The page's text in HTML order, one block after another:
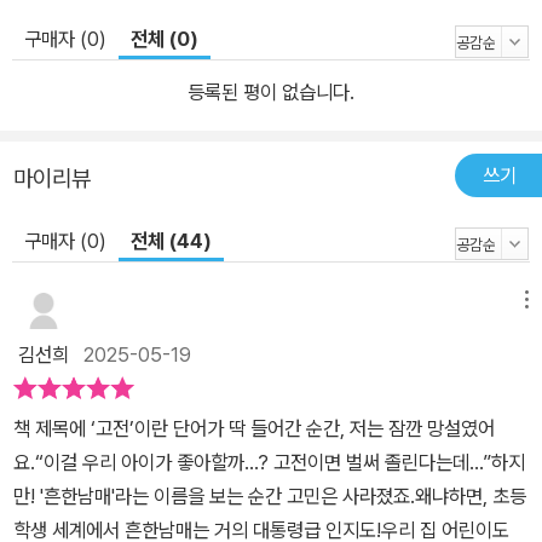
구매자 (0) 전체 (0)
등록된 평이 없습니다.
마이리뷰 쓰기
구매자 (0) 전체 (44)
김선희 2025-05-19
책 제목에 ‘고전’이란 단어가 딱 들어간 순간, 저는 잠깐 망설였어
요.“이걸 우리 아이가 좋아할까…? 고전이면 벌써 졸린다는데…”하지
만! '흔한남매'라는 이름을 보는 순간 고민은 사라졌죠.왜냐하면, 초등
학생 세계에서 흔한남매는 거의 대통령급 인지도!우리 집 어린이도